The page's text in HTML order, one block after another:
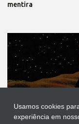
Usamos cookies
experiência em
mentira
Novena dos nove